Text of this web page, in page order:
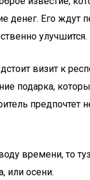
денег. Его ждут
улучшится.
визит к
подарка,
предпочтет
времени, то
или осени.